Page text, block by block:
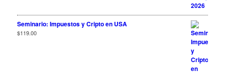
Seminario: Impuestos y Cripto en USA
$119.00